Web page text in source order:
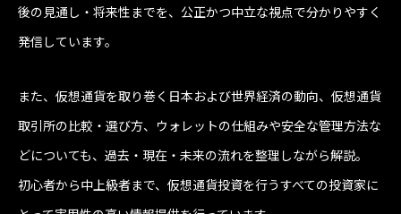
後の見通し・将来性までを、公正かつ中立な視点で分かりやすく
発信しています。
また、仮想通貨を取り巻く日本および世界経済の動向、仮想通貨
取引所の比較・選び方、ウォレットの仕組みや安全な管理方法な
どについても、過去・現在・未来の流れを整理しながら解説。
初心者から中上級者まで、仮想通貨投資を行うすべての投資家に